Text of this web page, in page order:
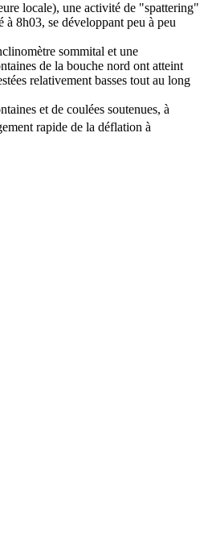
locale), une activité de "spattering"
8h03, se développant peu à peu
sommital et une
de la bouche nord ont atteint
relativement basses tout au long
et de coulées soutenues, à
rapide de la déflation à